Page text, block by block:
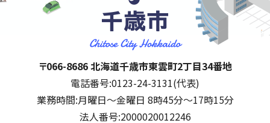
千歳市
住所:
〒066-8686 北海道千歳市東雲町2丁目34番地
電話番号:0123-24-3131(代表)
業務時間:月曜日～金曜日 8時45分～17時15分
法人番号:2000020012246